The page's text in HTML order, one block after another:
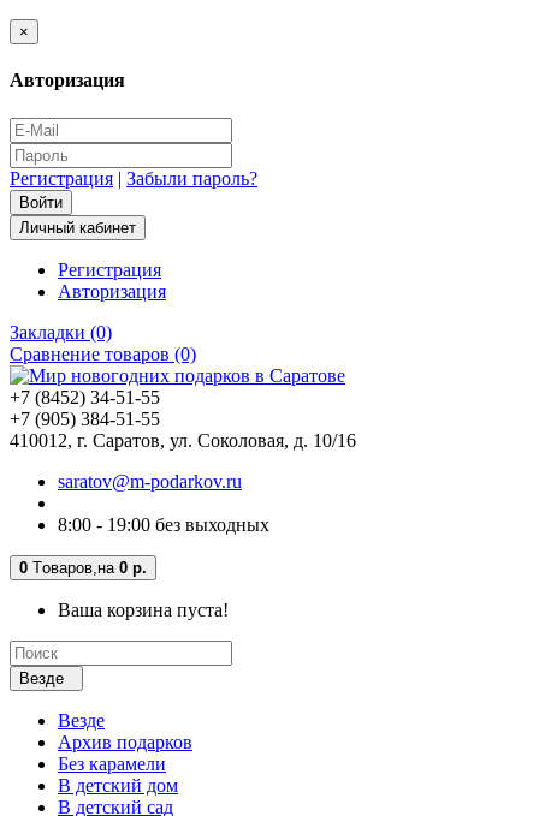
×
Авторизация
Регистрация | Забыли пароль?
Личный кабинет
Регистрация
Авторизация
Закладки (0)
Сравнение товаров (0)
+7 (8452) 34-51-55
+7 (905) 384-51-55
410012, г. Саратов, ул. Соколовая, д. 10/16
saratov@m-podarkov.ru
8:00 - 19:00 без выходных
0 Tоваров, на 0 р.
Ваша корзина пуста!
Везде
Везде
Архив подарков
Без карамели
В детский дом
В детский сад